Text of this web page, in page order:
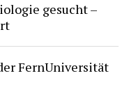
gesucht –
FernUniversität